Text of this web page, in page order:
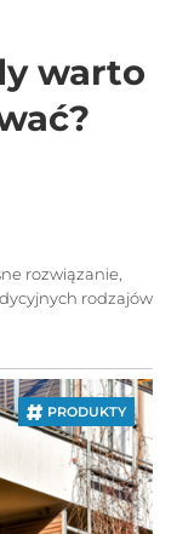
warto
rozwiązanie,
rodzajów
PRODUKTY